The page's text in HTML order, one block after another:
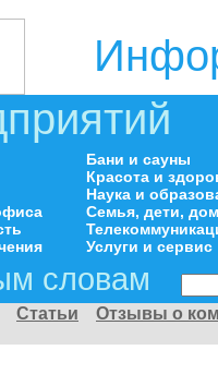
Бани и сауны
Красота и
Наука и
Семья, дети,
Услуги и сервис
словам
Статьи
Отзывы о